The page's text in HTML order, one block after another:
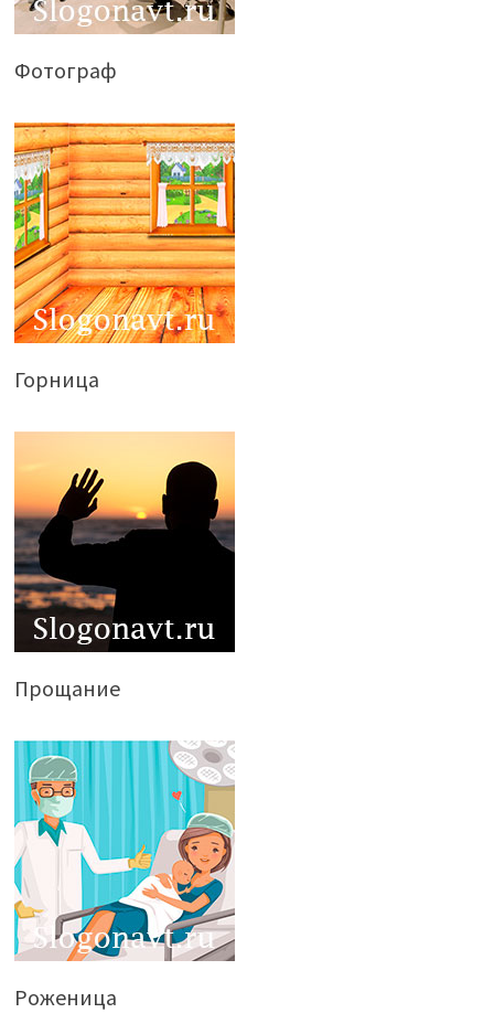
Фотограф
Горница
Прощание
Роженица